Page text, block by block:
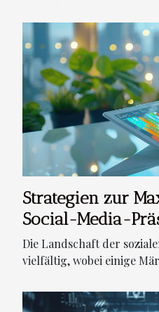
Strategien zur
Social-Media-
gesättigten
Die Landschaft der
vielfältig, wobei einige